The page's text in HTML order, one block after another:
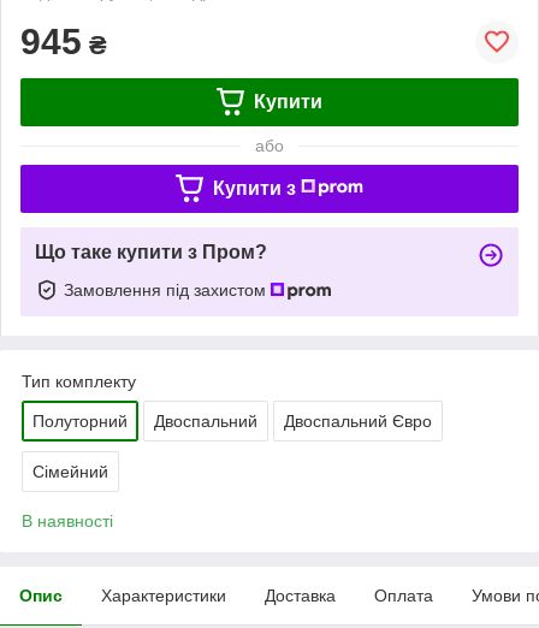
945 ₴
Купити
або
Купити з
Що таке купити з Пром?
Замовлення під захистом
Тип комплекту
Полуторний Двоспальний Двоспальний Євро
Сімейний
В наявності
Опис Характеристики Доставка Оплата Умови